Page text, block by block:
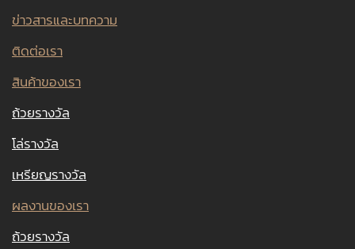
ข่าวสารและบทความ
ติดต่อเรา
สินค้าของเรา
ถ้วยรางวัล
โล่รางวัล
เหรียญรางวัล
ผลงานของเรา
ถ้วยรางวัล